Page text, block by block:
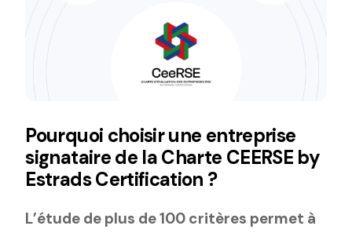
Pourquoi choisir une entreprise
signataire de la Charte CEERSE by
Estrads Certification ?
L’étude de plus de 100 critères permet à